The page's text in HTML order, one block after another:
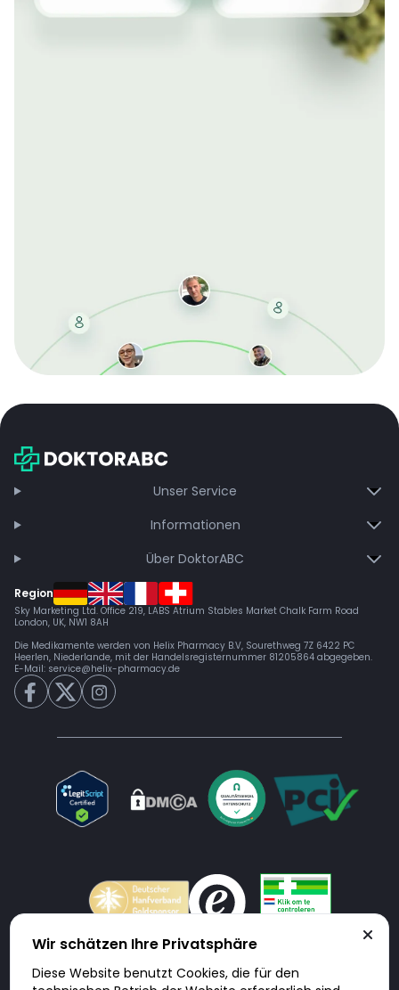
bei jeder Bestellung, erhalten schnelle Lieferung und
Unser Service
Informationen
Über DoktorABC
Region
Sky Marketing Ltd. Office 219, LABS Atrium Stables Market Chalk Farm Road
London, UK, NW1 8AH
Die Medikamente werden von Helix Pharmacy B.V, Sourethweg 7Z 6422 PC
Heerlen, Niederlande, mit der Handelsregisternummer 81205864 abgegeben.
E-Mail: service@helix-pharmacy.de
Doktorabc.com ist eine Vermittlungsplattform. Doktorabc ist ausdrücklich
Wir schätzen Ihre Privatsphäre
Diese Website benutzt Cookies, die für den